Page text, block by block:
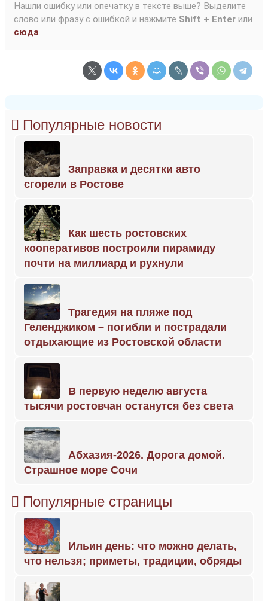
Нашли ошибку или опечатку в тексте выше? Выделите
слово или фразу с ошибкой и нажмите Shift + Enter или
сюда.
Популярные новости
Заправка и десятки авто
сгорели в Ростове
Как шесть ростовских
кооперативов построили пирамиду
почти на миллиард и рухнули
Трагедия на пляже под
Геленджиком – погибли и пострадали
отдыхающие из Ростовской области
В первую неделю августа
тысячи ростовчан останутся без света
Абхазия-2026. Дорога домой.
Страшное море Сочи
Популярные страницы
Ильин день: что можно делать,
что нельзя; приметы, традиции, обряды